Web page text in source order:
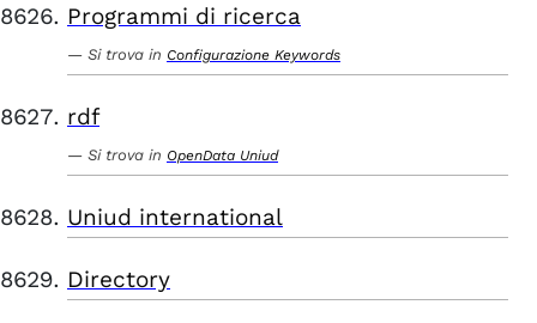
Programmi di ricerca
Si trova in Configurazione Keywords
rdf
Si trova in OpenData Uniud
Uniud international
Directory